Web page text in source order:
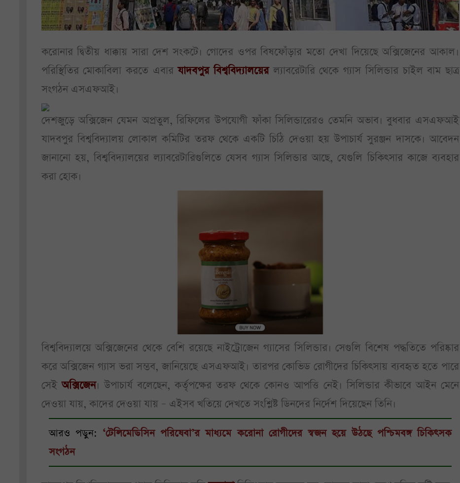
করোনার দ্বিতীয় ধাক্কায় সারা দেশ সংকটে। গোদের ওপর বিষফোঁড়ার মতো দেখা দিয়েছে অক্সিজেনের আকাল।
পরিস্থিতির মোকাবিলা করতে এবারযাদবপুর বিশ্ববিদ্যালয়েরল্যাবরেটারি থেকে গ্যাস সিলিন্ডার চাইল বাম ছাত্র
সংগঠন এসএফআই।
দেশজুড়ে অক্সিজেন যেমন অপ্রতুল, রিফিলের উপযোগী ফাঁকা সিলিন্ডারেরও তেমনি অভাব। বুধবার এসএফআই
যাদবপুর বিশ্ববিদ্যালয় লোকাল কমিটির তরফ থেকে একটি চিঠি দেওয়া হয় উপাচার্য সুরঞ্জন দাসকে। আবেদন
জানানো হয়, বিশ্ববিদ্যালয়ের ল্যাবরেটারিগুলিতে যেসব গ্যাস সিলিন্ডার আছে, যেগুলি চিকিৎসার কাজে ব্যবহার
করা হোক।
বিশ্ববিদ্যালয়ে অক্সিজেনের থেকে বেশি রয়েছে নাইট্রোজেন গ্যাসের সিলিন্ডার। সেগুলি বিশেষ পদ্ধতিতে পরিষ্কার
করে অক্সিজেন গ্যাস ভরা সম্ভব, জানিয়েছে এসএফআই। তারপর কোভিড রোগীদের চিকিৎসায় ব্যবহৃত হতে পারে
সেইঅক্সিজেন। উপাচার্য বলেছেন, কর্তৃপক্ষের তরফ থেকে কোনও আপত্তি নেই। সিলিন্ডার কীভাবে আইন মেনে
দেওয়া যায়, কাদের দেওয়া যায় – এইসব খতিয়ে দেখতে সংশ্লিষ্ট ডিনদের নির্দেশ দিয়েছেন তিনি।
আরও পড়ুন: ‘টেলিমেডিসিন পরিষেবা’র মাধ্যমে করোনা রোগীদের স্বজন হয়ে উঠছে পশ্চিমবঙ্গ চিকিৎসক
সংগঠন